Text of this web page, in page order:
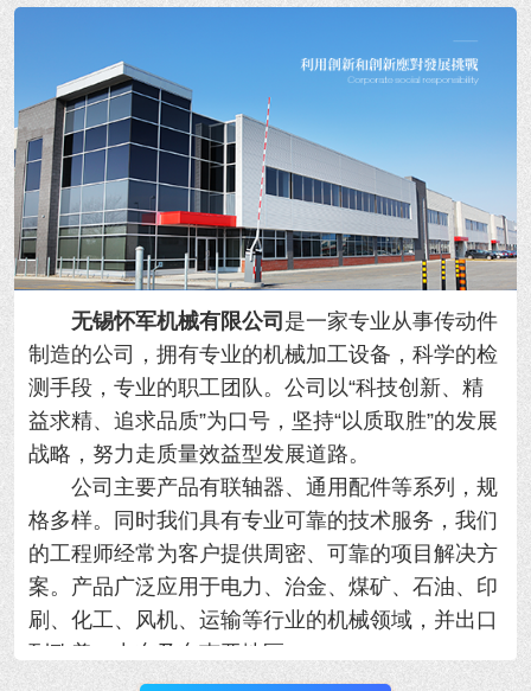
无锡怀军机械有限公司 是一家专业从事传动件
制造的公司，拥有专业的机械加工设备，科学的检
测手段，专业的职工团队。公司以“科技创新、精
益求精、追求品质”为口号，坚持“以质取胜”的发展
战略，努力走质量效益型发展道路。
公司主要产品有联轴器、通用配件等系列，规
格多样。同时我们具有专业可靠的技术服务，我们
的工程师经常为客户提供周密、可靠的项目解决方
案。产品广泛应用于电力、治金、煤矿、石油、印
刷、化工、风机、运输等行业的机械领域，并出口
到欧美、中东及东南亚地区。
我公司优势：规模大、产品全、质量好、工期